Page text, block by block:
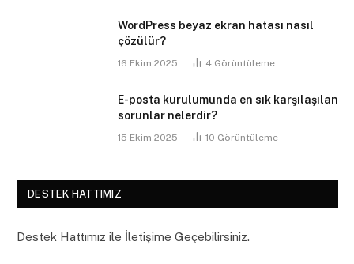
WordPress beyaz ekran hatası nasıl
çözülür?
16 Ekim 2025 4 Görüntüleme
E-posta kurulumunda en sık karşılaşılan
sorunlar nelerdir?
15 Ekim 2025 10 Görüntüleme
DESTEK HATTIMIZ
Destek Hattımız ile İletişime Geçebilirsiniz.